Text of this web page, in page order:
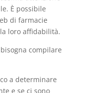
È possibile
di farmacie
loro affidabilità.
compilare
a determinare
e se ci sono